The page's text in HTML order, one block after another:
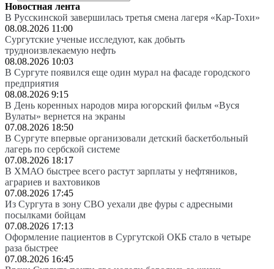
Новостная лента
В Русскинской завершилась третья смена лагеря «Кар-Тохи»
08.08.2026 11:00
Сургутские ученые исследуют, как добыть
трудноизвлекаемую нефть
08.08.2026 10:03
В Сургуте появился еще один мурал на фасаде городского
предприятия
08.08.2026 9:15
В День коренных народов мира югорский фильм «Вуся
Вулаты» вернется на экраны
07.08.2026 18:50
В Сургуте впервые организовали детский баскетбольный
лагерь по сербской системе
07.08.2026 18:17
В ХМАО быстрее всего растут зарплаты у нефтяников,
аграриев и вахтовиков
07.08.2026 17:45
Из Сургута в зону СВО уехали две фуры с адресными
посылками бойцам
07.08.2026 17:13
Оформление пациентов в Сургутской ОКБ стало в четыре
раза быстрее
07.08.2026 16:45